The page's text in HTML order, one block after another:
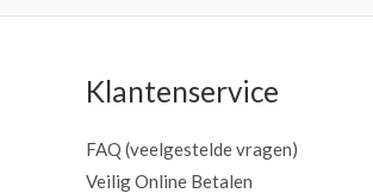
Klantenservice
FAQ (veelgestelde vragen)
Veilig Online Betalen